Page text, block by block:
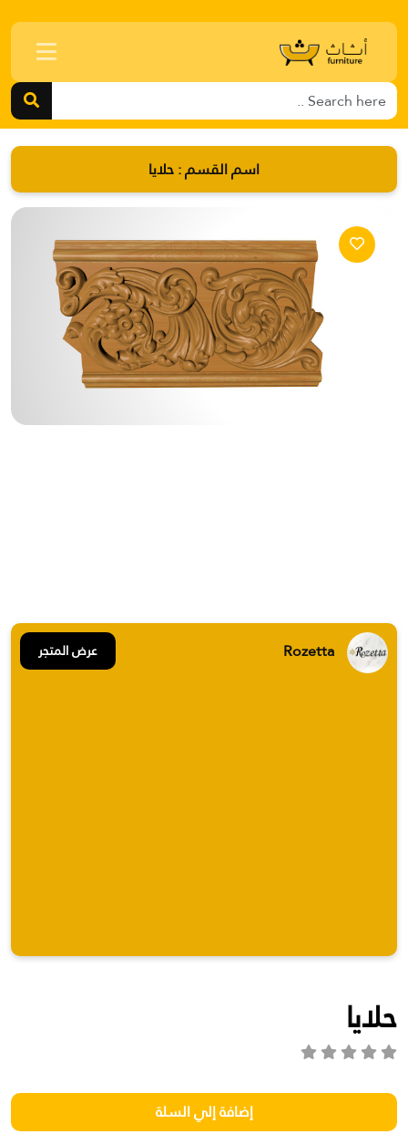
اسم القسم :حلايا
عرض المتجر
حلايا